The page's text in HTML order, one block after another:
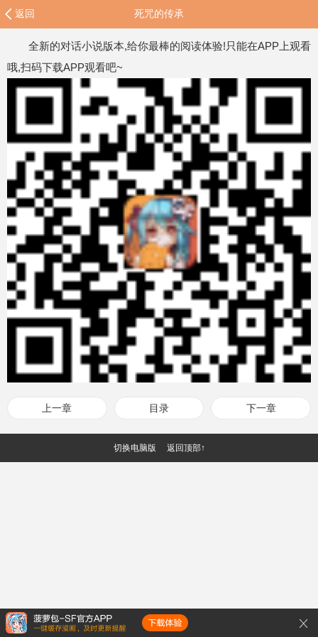
返回 死咒的传承
全新的对话小说版本,给你最棒的阅读体验!只能在APP上观看
哦,扫码下载APP观看吧~
上一章 目录 下一章
切换电脑版 返回顶部↑